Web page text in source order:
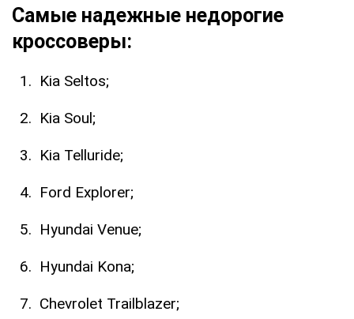
Самые надежные недорогие
кроссоверы:
Kia Seltos;
Kia Soul;
Kia Telluride;
Ford Explorer;
Hyundai Venue;
Hyundai Kona;
Chevrolet Trailblazer;